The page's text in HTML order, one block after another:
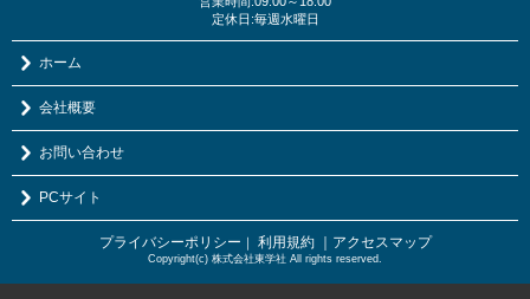
定休日:毎週水曜日
ホーム
会社概要
お問い合わせ
PCサイト
プライバシーポリシー ｜ 利用規約 ｜アクセスマップ
Copyright(c) 株式会社東学社 All rights reserved.